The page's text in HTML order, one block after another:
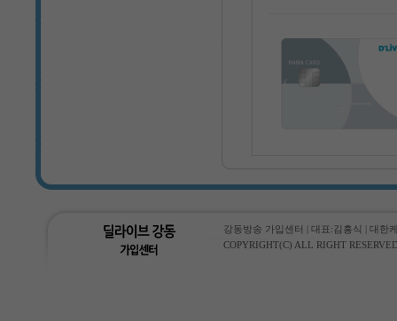
강동방송 가입센터 | 대표:김흥식 | 대한
COPYRIGHT(C) ALL RIGHT